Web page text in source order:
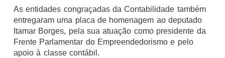
As entidades congraçadas da Contabilidade também
entregaram uma placa de homenagem ao deputado
Itamar Borges, pela sua atuação como presidente da
Frente Parlamentar do Empreendedorismo e pelo
apoio à classe contábil.